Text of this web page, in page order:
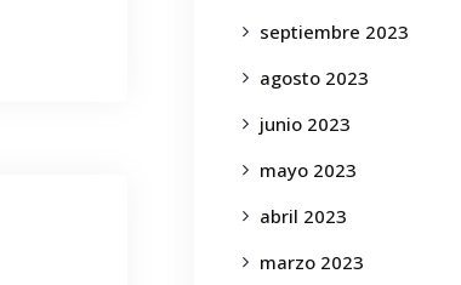
septiembre 2023
agosto 2023
junio 2023
mayo 2023
abril 2023
marzo 2023